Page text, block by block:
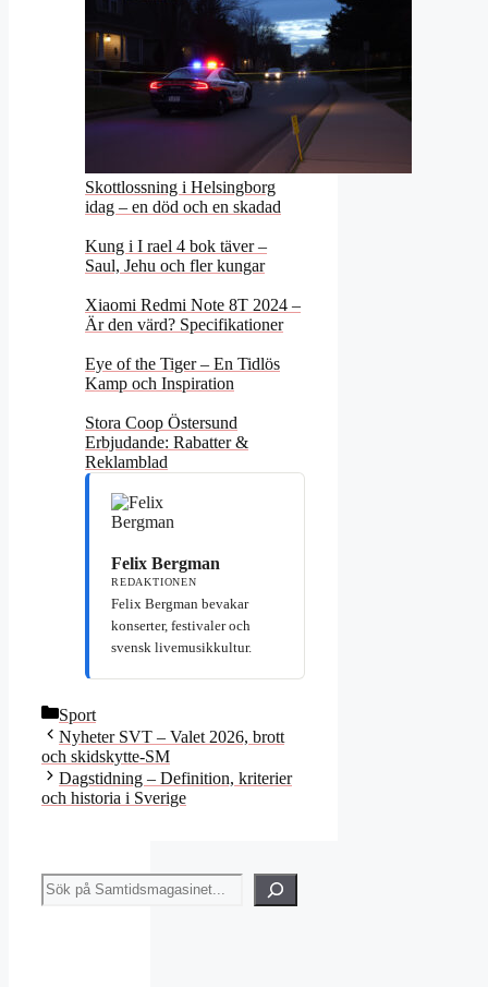
Skottlossning i Helsingborg
idag – en död och en skadad
Kung i I rael 4 bok täver –
Saul, Jehu och fler kungar
Xiaomi Redmi Note 8T 2024 –
Är den värd? Specifikationer
Eye of the Tiger – En Tidlös
Kamp och Inspiration
Stora Coop Östersund
Erbjudande: Rabatter &
Reklamblad
Felix Bergman
REDAKTIONEN
Felix Bergman bevakar
konserter, festivaler och
svensk livemusikkultur.
Kategorier
Sport
Nyheter SVT – Valet 2026, brott
och skidskytte-SM
Dagstidning – Definition, kriterier
och historia i Sverige
Sök